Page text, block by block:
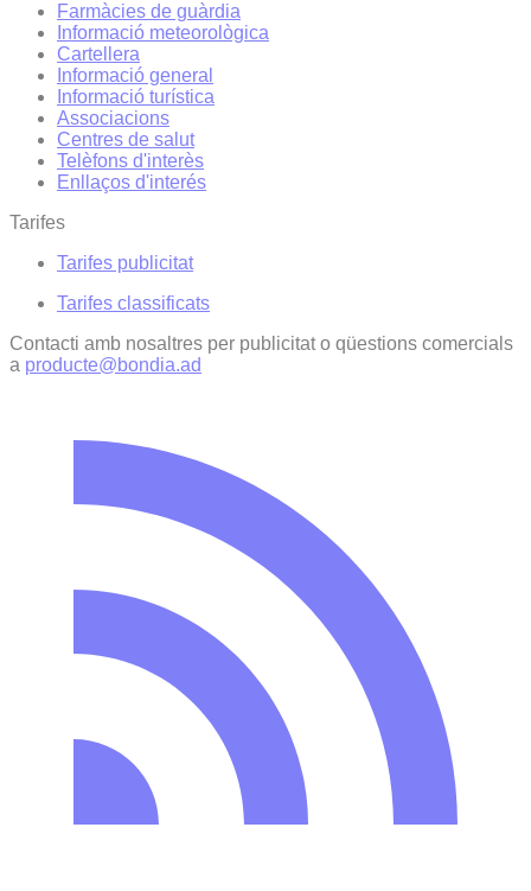
Farmàcies de guàrdia
Informació meteorològica
Cartellera
Informació general
Informació turística
Associacions
Centres de salut
Telèfons d'interès
Enllaços d'interés
Tarifes
Tarifes publicitat
Tarifes classificats
Contacti amb nosaltres per publicitat o qüestions comercials
a producte@bondia.ad